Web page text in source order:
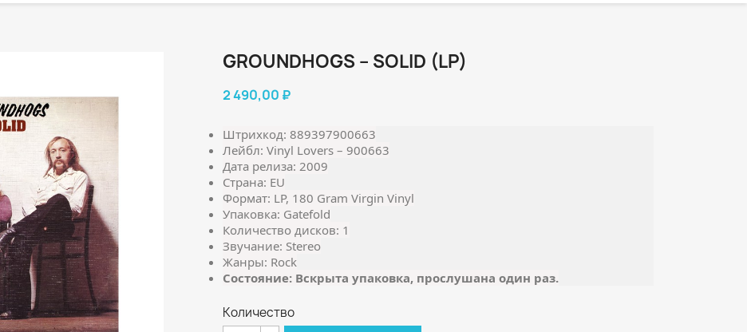
GROUNDHOGS ‎– SOLID (LP)
2 490,00 ₽
Штрихкод: 889397900663
Лейбл: Vinyl Lovers ‎– 900663
Дата релиза: 2009
Страна: EU
Формат: LP, 180 Gram Virgin Vinyl
Упаковка: Gatefold
Количество дисков: 1
Звучание: Stereo
Жанры: Rock
Состояние: Вскрыта упаковка, прослушана один раз.
Количество